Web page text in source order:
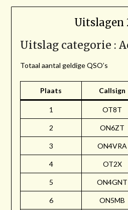
Uitslagen
Uitslag categorie :
Totaal aantal geldige QSO’s
Plaats Callsign
1 OT8T
2 ON6ZT
3 ON4VRA
4 OT2X
5 ON4GNT
6 ON5MB